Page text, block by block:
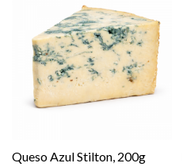
Queso Azul Stilton, 200g